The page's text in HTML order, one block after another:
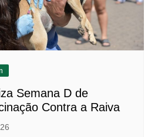
Semana D de
Contra a Raiva